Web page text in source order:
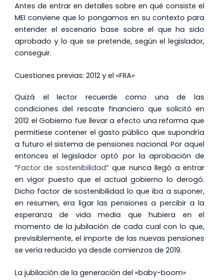
Antes de entrar en detalles sobre en qué consiste el
MEI conviene que lo pongamos en su contexto para
entender el escenario base sobre el que ha sido
aprobado y lo que se pretende, según el legislador,
conseguir.
Cuestiones previas: 2012 y el «FRA»
Quizá el lector recuerde como una de las
condiciones del rescate financiero que solicitó en
2012 el Gobierno fue llevar a efecto una reforma que
permitiese contener el gasto público que supondría
a futuro el sistema de pensiones nacional. Por aquel
entonces el legislador optó por la aprobación de
“Factor de sostenibilidad” que nunca llegó a entrar
en vigor puesto que el actual gobierno lo derogó.
Dicho factor de sostenibilidad lo que iba a suponer,
en resumen, era ligar las pensiones a percibir a la
esperanza de vida media que hubiera en el
momento de la jubilación de cada cual con lo que,
previsiblemente, el importe de las nuevas pensiones
se vería reducido ya desde comienzos de 2019.
La jubilación de la generación del «baby-boom»